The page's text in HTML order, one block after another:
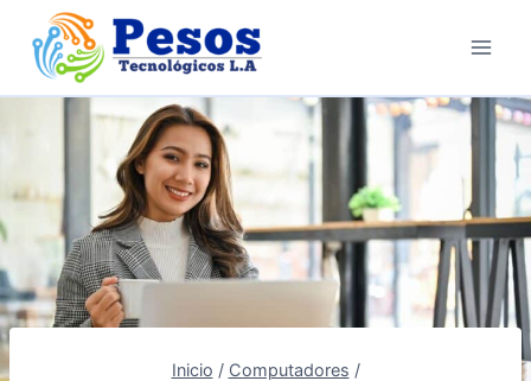
Saltar
contenido
Inicio / Computadores /